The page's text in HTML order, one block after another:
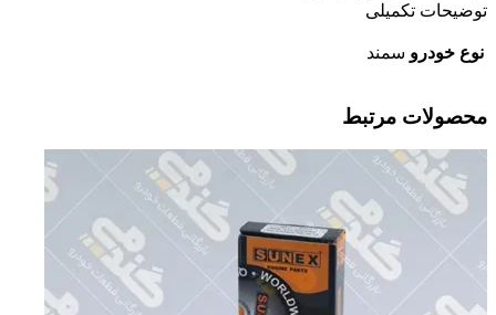
توضیحات تکمیلی
نوع خودرو سمند
محصولات مرتبط